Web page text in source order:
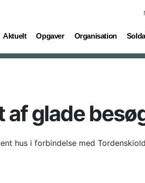
Aktuelt
(current) Opgaver
(current) Organisation
(current)
glade
hus i forbindelse med